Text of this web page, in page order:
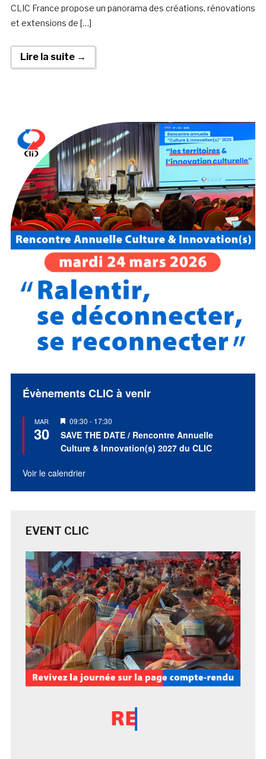
CLIC France propose un panorama des créations, rénovations
et extensions de […]
Lire la suite →
Évènements CLIC à venir
MAR
30
Mis
en
avant
09:30 - 17:30
SAVE THE DATE / Rencontre Annuelle
Culture & Innovation(s) 2027 du CLIC
Voir le calendrier
EVENT CLIC